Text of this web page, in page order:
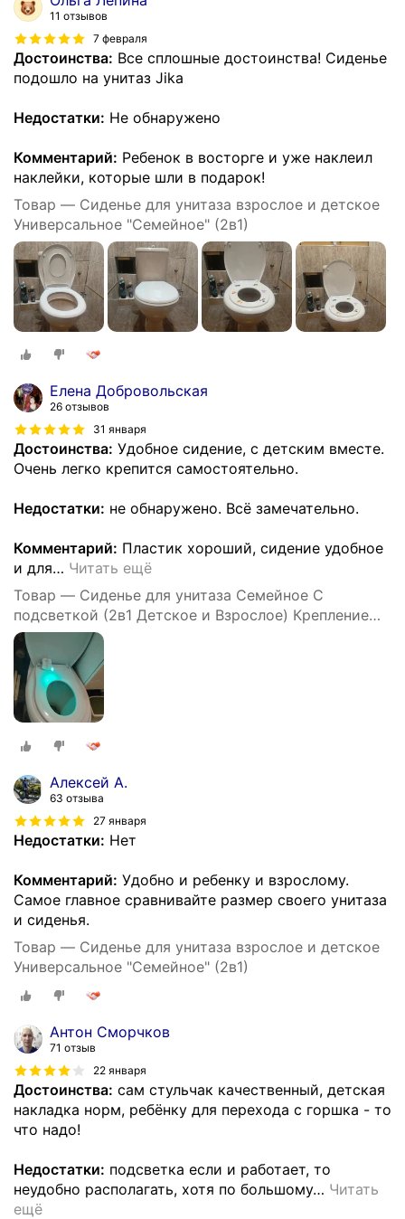
11 отзывов
7 февраля
Достоинства: Все сплошные достоинства! Сиденье
подошло на унитаз Jika
Недостатки: Не обнаружено
Комментарий: Ребенок в восторге и уже наклеил
наклейки, которые шли в подарок!
Товар — Сиденье для унитаза взрослое и детское
Универсальное "Семейное" (2в1)
Елена Добровольская
26 отзывов
31 января
Достоинства: Удобное сидение, с детским вместе.
Очень легко крепится самостоятельно.
Недостатки: не обнаружено. Всё замечательно.
Комментарий: Пластик хороший, сидение удобное
и для… Читать ещё
Товар — Сиденье для унитаза Семейное С
подсветкой (2в1 Детское и Взрослое) Крепление
158 мм, Длинна 408 мм, Ширина 362 мм -Уклад
Алексей А.
63 отзыва
27 января
Недостатки: Нет
Комментарий: Удобно и ребенку и взрослому.
Самое главное сравнивайте размер своего унитаза
и сиденья.
Товар — Сиденье для унитаза взрослое и детское
Универсальное "Семейное" (2в1)
Антон Сморчков
71 отзыв
22 января
Достоинства: сам стульчак качественный, детская
накладка норм, ребёнку для перехода с горшка - то
что надо!
Недостатки: подсветка если и работает, то
неудобно располагать, хотя по большому… Читать
ещё